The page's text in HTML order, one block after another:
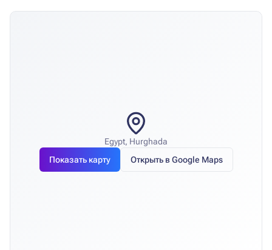
Egypt, Hurghada
Показать карту
Открыть в Google Maps